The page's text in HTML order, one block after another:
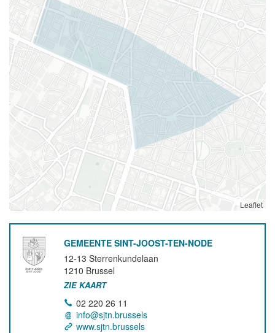
Leaflet
GEMEENTE SINT-JOOST-TEN-NODE
12-13 Sterrenkundelaan
1210 Brussel
ZIE KAART
02 220 26 11
info@sjtn.brussels
www.sjtn.brussels